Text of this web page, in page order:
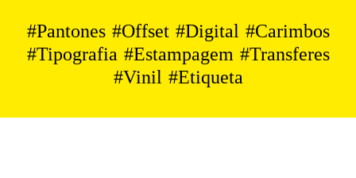
#Pantones #Offset #Digital #Carimbos
#Tipografia #Estampagem #Transferes
#Vinil #Etiqueta